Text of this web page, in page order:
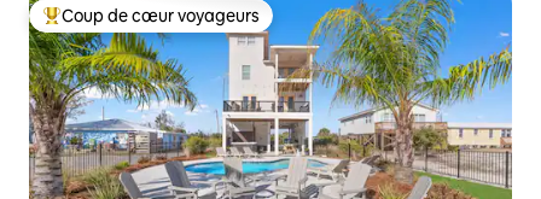
Coup de cœur voyageurs parmi les plus aimés
Coup de cœur voyageurs